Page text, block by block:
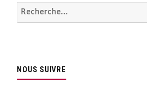
Recherche
pour :
NOUS SUIVRE